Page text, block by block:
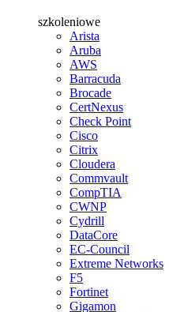
szkoleniowe
Arista
Aruba
AWS
Barracuda
Brocade
CertNexus
Check Point
Cisco
Citrix
Cloudera
Commvault
CompTIA
CWNP
Cydrill
DataCore
EC-Council
Extreme Networks
F5
Fortinet
Gigamon